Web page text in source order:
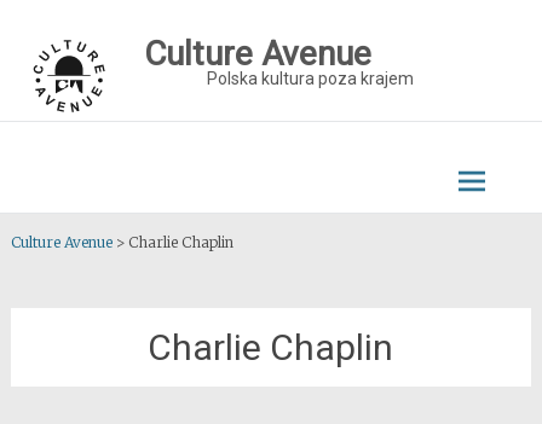
content
Culture Avenue
Polska kultura poza krajem
Culture Avenue> Charlie Chaplin
Charlie Chaplin